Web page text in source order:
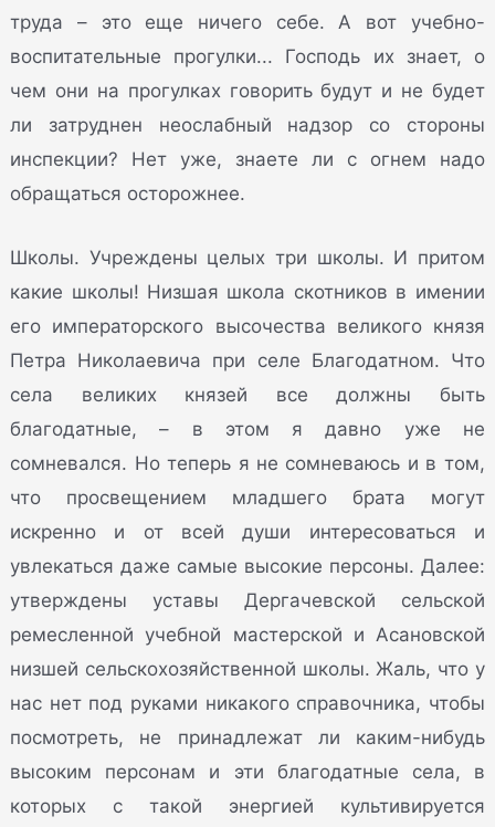
труда – это еще ничего себе. А вот учебно-
воспитательные прогулки... Господь их знает, о
чем они на прогулках говорить будут и не будет
ли затруднен неослабный надзор со стороны
инспекции? Нет уже, знаете ли с огнем надо
обращаться осторожнее.
Школы. Учреждены целых три школы. И притом
какие школы! Низшая школа скотников в имении
его императорского высочества великого князя
Петра Николаевича при селе Благодатном. Что
села великих князей все должны быть
благодатные, – в этом я давно уже не
сомневался. Но теперь я не сомневаюсь и в том,
что просвещением младшего брата могут
искренно и от всей души интересоваться и
увлекаться даже самые высокие персоны. Далее:
утверждены уставы Дергачевской сельской
ремесленной учебной мастерской и Асановской
низшей сельскохозяйственной школы. Жаль, что у
нас нет под руками никакого справочника, чтобы
посмотреть, не принадлежат ли каким-нибудь
высоким персонам и эти благодатные села, в
которых с такой энергией культивируется